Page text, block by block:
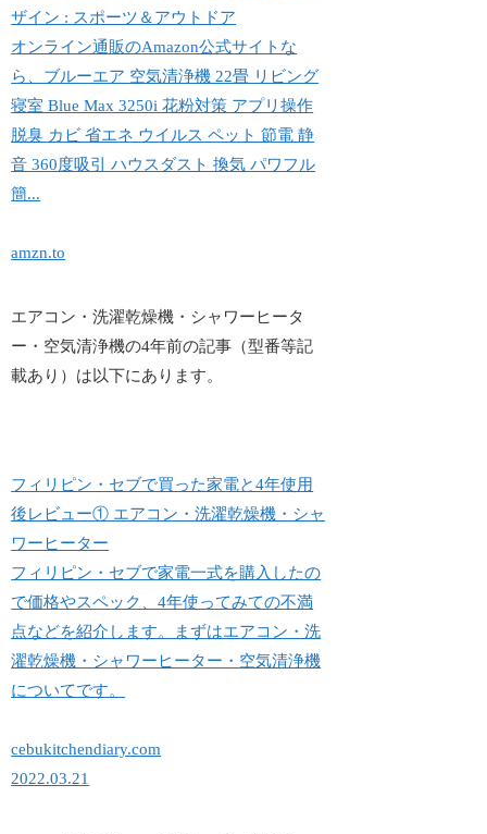
ザイン : スポーツ＆アウトドア
オンライン通販のAmazon公式サイトな
ら、ブルーエア 空気清浄機 22畳 リビング
寝室 Blue Max 3250i 花粉対策 アプリ操作
脱臭 カビ 省エネ ウイルス ペット 節電 静
音 360度吸引 ハウスダスト 換気 パワフル
簡...
amzn.to
エアコン・洗濯乾燥機・シャワーヒータ
ー・空気清浄機の4年前の記事（型番等記
載あり）は以下にあります。
フィリピン・セブで買った家電と4年使用
後レビュー① エアコン・洗濯乾燥機・シャ
ワーヒーター
フィリピン・セブで家電一式を購入したの
で価格やスペック、4年使ってみての不満
点などを紹介します。まずはエアコン・洗
濯乾燥機・シャワーヒーター・空気清浄機
についてです。
cebukitchendiary.com
2022.03.21